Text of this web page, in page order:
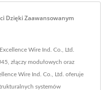
Dzięki Zaawansowanym
Wire Ind. Co., Ltd.
złączy modułowych oraz
Wire Ind. Co., Ltd. oferuje
systemów